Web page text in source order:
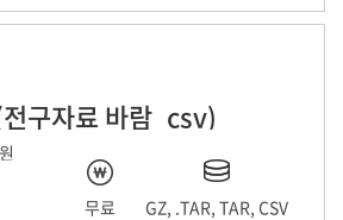
구자료 바람_csv)
무료 GZ, .TAR, TAR, CSV